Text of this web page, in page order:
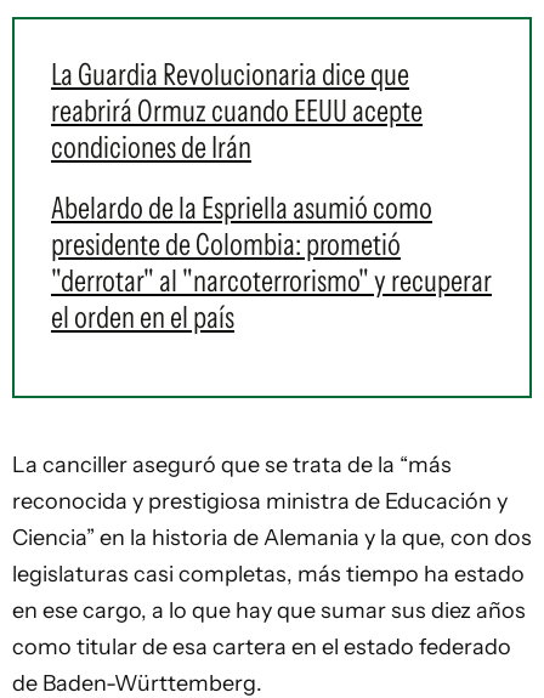
La Guardia Revolucionaria dice que
reabrirá Ormuz cuando EEUU acepte
condiciones de Irán
Abelardo de la Espriella asumió como
presidente de Colombia: prometió
"derrotar" al "narcoterrorismo" y recuperar
el orden en el país
La canciller aseguró que se trata de la “más
reconocida y prestigiosa ministra de Educación y
Ciencia” en la historia de Alemania y la que, con dos
legislaturas casi completas, más tiempo ha estado
en ese cargo, a lo que hay que sumar sus diez años
como titular de esa cartera en el estado federado
de Baden-Württemberg.